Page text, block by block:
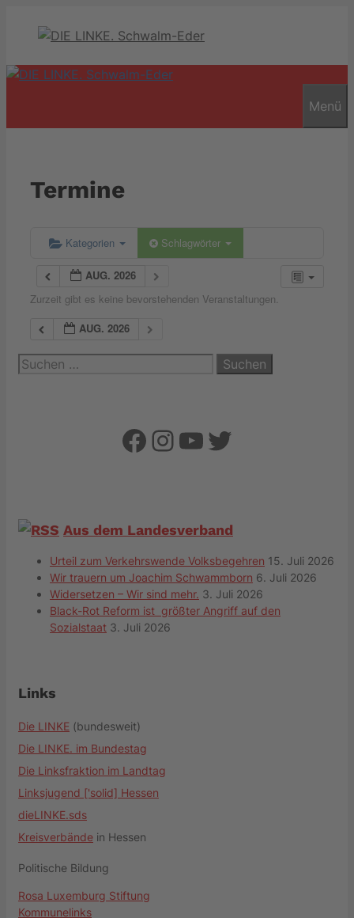
Menü
Termine
Kategorien Schlagwörter
AUG. 2026
Zurzeit gibt es keine bevorstehenden Veranstaltungen.
AUG. 2026
Suchen
nach:
Facebook
Instagram
YouTube
Twitter
Aus dem Landesverband
Urteil zum Verkehrswende Volksbegehren 15. Juli 2026
Wir trauern um Joachim Schwammborn 6. Juli 2026
Widersetzen – Wir sind mehr. 3. Juli 2026
Black-Rot Reform ist größter Angriff auf den
Sozialstaat 3. Juli 2026
Links
Die LINKE (bundesweit)
Die LINKE. im Bundestag
Die Linksfraktion im Landtag
Linksjugend ['solid] Hessen
dieLINKE.sds
Kreisverbände in Hessen
Politische Bildung
Rosa Luxemburg Stiftung
Kommunelinks